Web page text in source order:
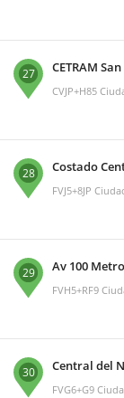
27 CETRAM
CVJP+H85
28 Costado
FVJ5+8JP
29 Av 100
FVH5+RF9
30 Central del
FVG6+G9